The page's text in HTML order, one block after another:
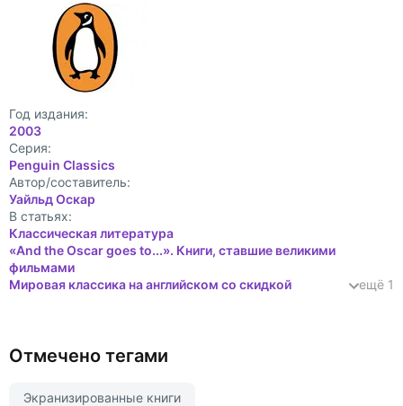
Год издания:
2003
Cерия:
Penguin Classics
Автор/составитель:
Уайльд Оскар
В статьях:
Классическая литература
«And the Oscar goes to...». Книги, ставшие великими
фильмами
Мировая классика на английском со скидкой
ещё 1
Отмечено тегами
Экранизированные книги